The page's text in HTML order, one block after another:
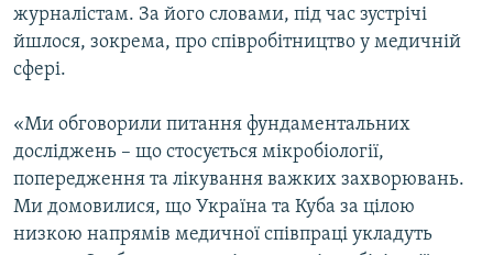
журналістам. За його словами, під час зустрічі
йшлося, зокрема, про співробітництво у медичній
сфері.
«Ми обговорили питання фундаментальних
досліджень – що стосується мікробіології,
попередження та лікування важких захворювань.
Ми домовилися, що Україна та Куба за цілою
низкою напрямів медичної співпраці укладуть